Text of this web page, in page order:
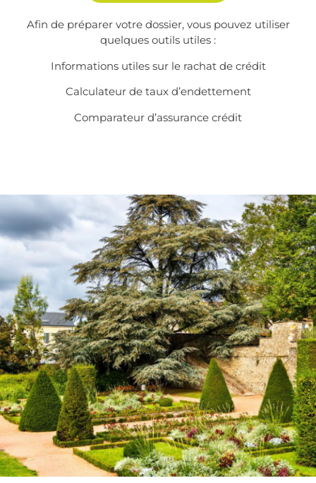
Afin de préparer votre dossier, vous pouvez utiliser
quelques outils utiles :
Informations utiles sur le rachat de crédit
Calculateur de taux d’endettement
Comparateur d’assurance crédit